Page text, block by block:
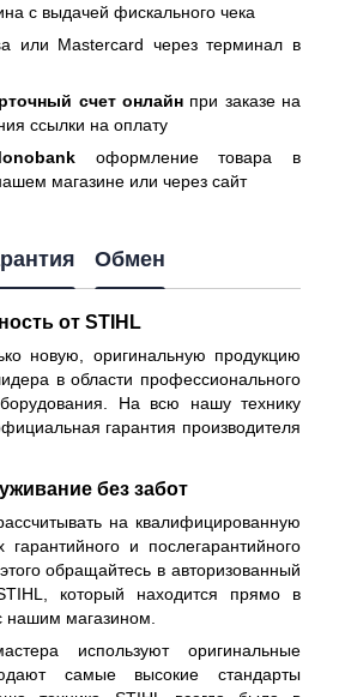
с выдачей фискального чека
или Mastercard через терминал в
счет онлайнпри заказе на
ссылки на оплату
оформление товара в
магазине или через сайт
Обмен
от STIHL
новую, оригинальную продукцию
в области профессионального
На всю нашу технику
гарантия производителя
без забот
на квалифицированную
и послегарантийного
обращайтесь в авторизованный
который находится прямо в
магазином.
используют оригинальные
самые высокие стандарты